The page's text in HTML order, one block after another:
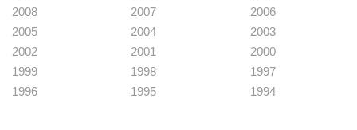
2008
2007
2006
2005
2004
2003
2002
2001
2000
1999
1998
1997
1996
1995 1994